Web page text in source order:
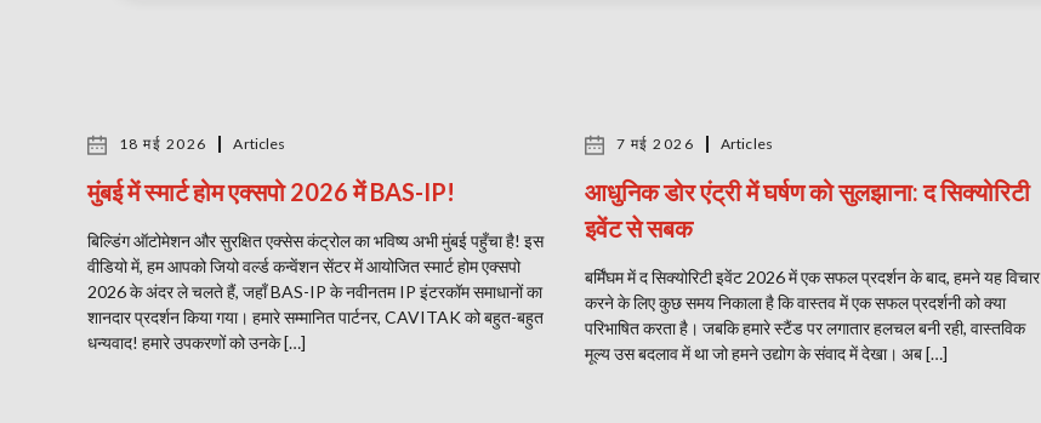
18 मई 2026 Articles
मुंबई में स्मार्ट होम एक्सपो 2026 में BAS-IP!
बिल्डिंग ऑटोमेशन और सुरक्षित एक्सेस कंट्रोल का भविष्य अभी मुंबई पहुँचा है! इस
वीडियो में, हम आपको जियो वर्ल्ड कन्वेंशन सेंटर में आयोजित स्मार्ट होम एक्सपो
2026 के अंदर ले चलते हैं, जहाँ BAS-IP के नवीनतम IP इंटरकॉम समाधानों का
शानदार प्रदर्शन किया गया। हमारे सम्मानित पार्टनर, CAVITAK को बहुत-बहुत
धन्यवाद! हमारे उपकरणों को उनके […]
7 मई 2026 Articles
आधुनिक डोर एंट्री में घर्षण को सुलझाना: द सिक्योरिटी
इवेंट से सबक
बर्मिंघम में द सिक्योरिटी इवेंट 2026 में एक सफल प्रदर्शन के बाद, हमने यह विचार
करने के लिए कुछ समय निकाला है कि वास्तव में एक सफल प्रदर्शनी को क्या
परिभाषित करता है। जबकि हमारे स्टैंड पर लगातार हलचल बनी रही, वास्तविक
मूल्य उस बदलाव में था जो हमने उद्योग के संवाद में देखा। अब […]